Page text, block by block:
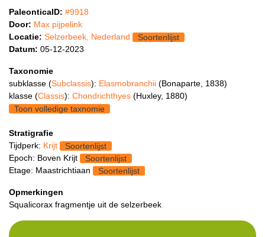
PaleonticaID: #9918
Door: Max pijpelink
Locatie: Selzerbeek, Nederland
Soortenlijst
Datum: 05-12-2023
Taxonomie
subklasse (Subclassis): Elasmobranchii (Bonaparte, 1838)
klasse (Classis): Chondrichthyes (Huxley, 1880)
Toon volledige taxnomie
Stratigrafie
Tijdperk: Krijt
Soortenlijst
Epoch: Boven Krijt
Soortenlijst
Etage: Maastrichtiaan
Soortenlijst
Opmerkingen
Squalicorax fragmentje uit de selzerbeek